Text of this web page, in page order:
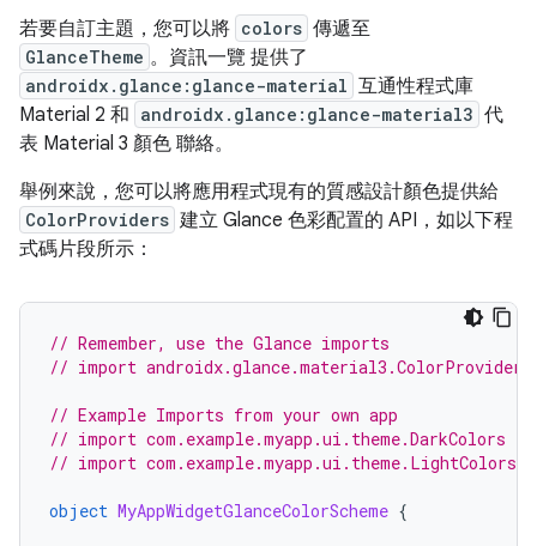
若要自訂主題，您可以將 colors 傳遞至
GlanceTheme 。資訊一覽 提供了
androidx.glance:glance-material 互通性程式庫
Material 2 和 androidx.glance:glance-material3 代
表 Material 3 顏色 聯絡。
舉例來說，您可以將應用程式現有的質感設計顏色提供給
ColorProviders 建立 Glance 色彩配置的 API，如以下程
式碼片段所示：
// Remember, use the Glance imports
// import androidx.glance.material3.ColorProviders
// Example Imports from your own app
// import com.example.myapp.ui.theme.DarkColors
// import com.example.myapp.ui.theme.LightColors
object MyAppWidgetGlanceColorScheme {